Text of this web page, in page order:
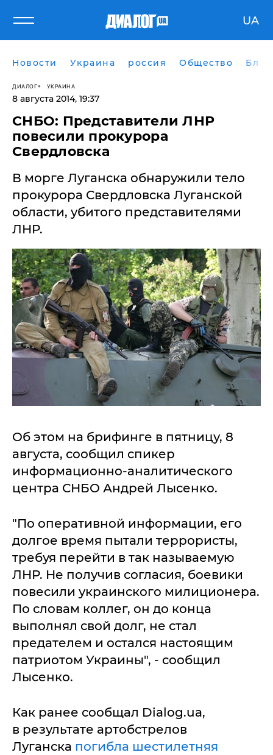
UA
Новости Украина россия Общество
ДИАЛОГ УКРАИНА
8 августа 2014, 19:37
СНБО: Представители ЛНР
повесили прокурора
Свердловска
В морге Луганска обнаружили тело
прокурора Свердловска Луганской
области, убитого представителями
ЛНР.
Об этом на брифинге в пятницу, 8
августа, сообщил спикер
информационно-аналитического
центра СНБО Андрей Лысенко.
"По оперативной информации, его
долгое время пытали террористы,
требуя перейти в так называемую
ЛНР. Не получив согласия, боевики
повесили украинского милиционера.
По словам коллег, он до конца
выполнял свой долг, не стал
предателем и остался настоящим
патриотом Украины", - сообщил
Лысенко.
Как ранее сообщал Dialog.ua,
в результате артобстрелов
Луганска погибла шестилетняя